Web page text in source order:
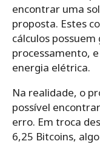
encontrar uma
proposta. Estes
cálculos
processamento,
energia elétrica.
Na realidade, o
possível
erro. Em troca
6,25 Bitcoins,